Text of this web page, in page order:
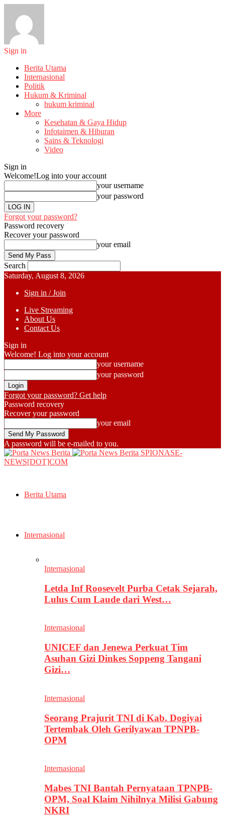
Sign in
Berita Utama
Internasional
Politik
Hukum & Kriminal
hukum kriminal
More
Kesehatan & Gaya Hidup
Infotaimen & Hiburan
Sains & Teknologi
Video
Sign in
Welcome!Log into your account
your username
your password
Forgot your password?
Password recovery
Recover your password
your email
Search
Saturday, August 8, 2026
Sign in / Join
Live Streaming
About Us
Contact Us
Sign in
Welcome! Log into your account
your username
your password
Forgot your password? Get help
Password recovery
Recover your password
your email
A password will be e-mailed to you.
SPIONASE-
NEWS[DOT]COM
Berita Utama
Internasional
Internasional
Letda Inf Roosevelt Purba Cetak Sejarah,
Lulus Cum Laude dari West…
Internasional
UNICEF dan Jenewa Perkuat Tim
Asuhan Gizi Dinkes Soppeng Tangani
Gizi…
Internasional
Seorang Prajurit TNI di Kab. Dogiyai
Tertembak Oleh Gerilyawan TPNPB-
OPM
Internasional
Mabes TNI Bantah Pernyataan TPNPB-
OPM, Soal Klaim Nihilnya Milisi Gabung
NKRI